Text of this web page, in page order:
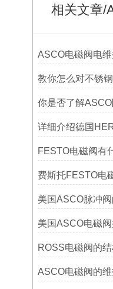
相关文章/
ROSS电磁阀的
ASCO电磁阀的